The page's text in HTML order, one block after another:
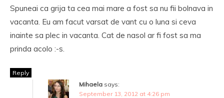
Spuneai ca grija ta cea mai mare a fost sa nu fii bolnava in
vacanta. Eu am facut varsat de vant cu o luna si ceva
inainte sa plec in vacanta. Cat de nasol ar fi fost sa ma
prinda acolo :-s.
Reply
Mihaela says:
September 13, 2012 at 4:26 pm